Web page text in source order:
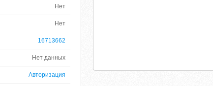
Нет
Нет
16713662
Нет данных
Авторизация